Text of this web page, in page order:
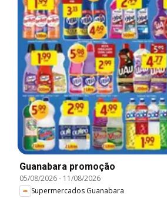
Guanabara promoção
05/08/2026- 11/08/2026
Supermercados Guanabara